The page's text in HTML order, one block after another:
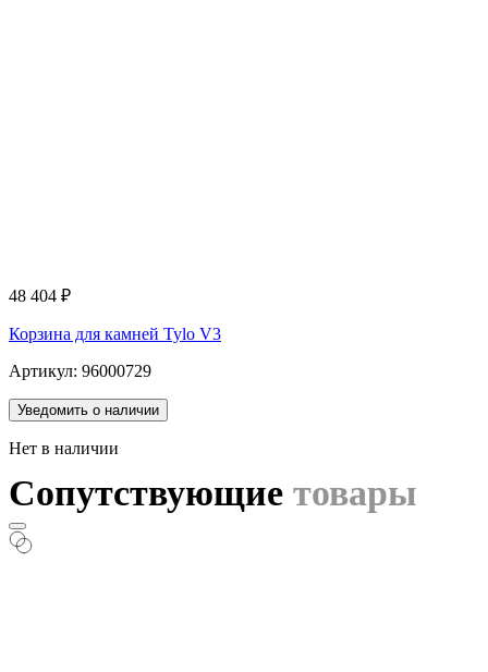
48 404 ₽
Корзина для камней Tylo V3
Артикул: 96000729
Уведомить о наличии
Нет в наличии
Сопутствующие товары